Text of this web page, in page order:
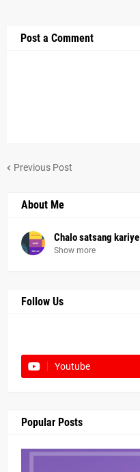
Post a Comment
Previous Post
About Me
Chalo satsang kariye
Show more
Follow Us
Youtube
Popular Posts